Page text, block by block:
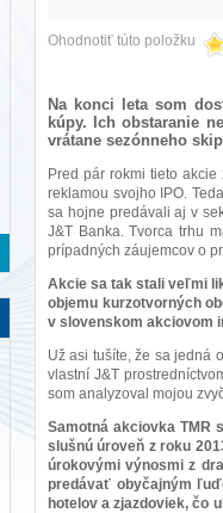
Ohodnotiť túto položku
Na konci leta som
kúpy. Ich obstaranie
vrátane sezónneho
Pred pár rokmi tieto
reklamou svojho IPO.
sa hojne predávali aj v
J&T Banka. Tvorca trhu
prípadných záujemcov o
Akcie sa tak stali veľmi
objemu kurzotvorných
v slovenskom akciovom
Už asi tušíte, že sa jedná
vlastní J&T
som analyzoval mojou
Samotná akciovka TMR
slušnú úroveň z roku
úrokovými výnosmi z
predávať obyčajným
hotelov a zjazdoviek, čo